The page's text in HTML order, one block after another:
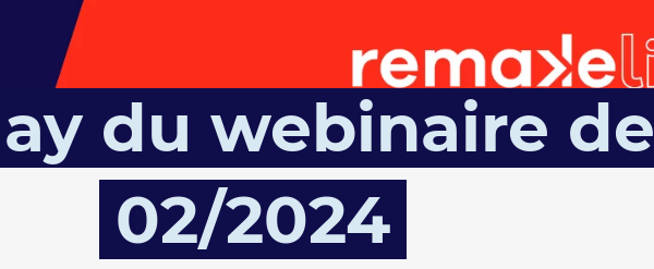
du webinaire de
02/2024